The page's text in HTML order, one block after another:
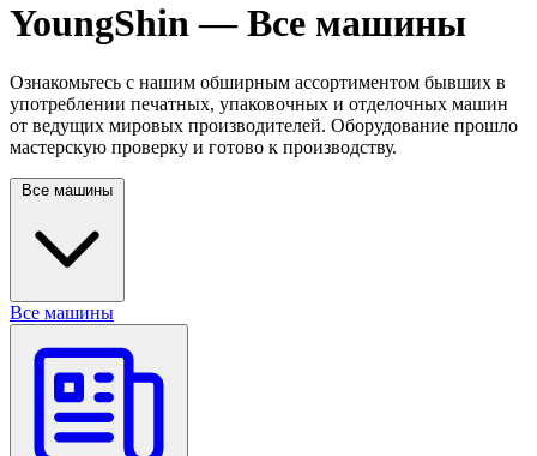
YoungShin — Все машины
Ознакомьтесь с нашим обширным ассортиментом бывших в
употреблении печатных, упаковочных и отделочных машин
от ведущих мировых производителей. Оборудование прошло
мастерскую проверку и готово к производству.
Все машины
Все машины